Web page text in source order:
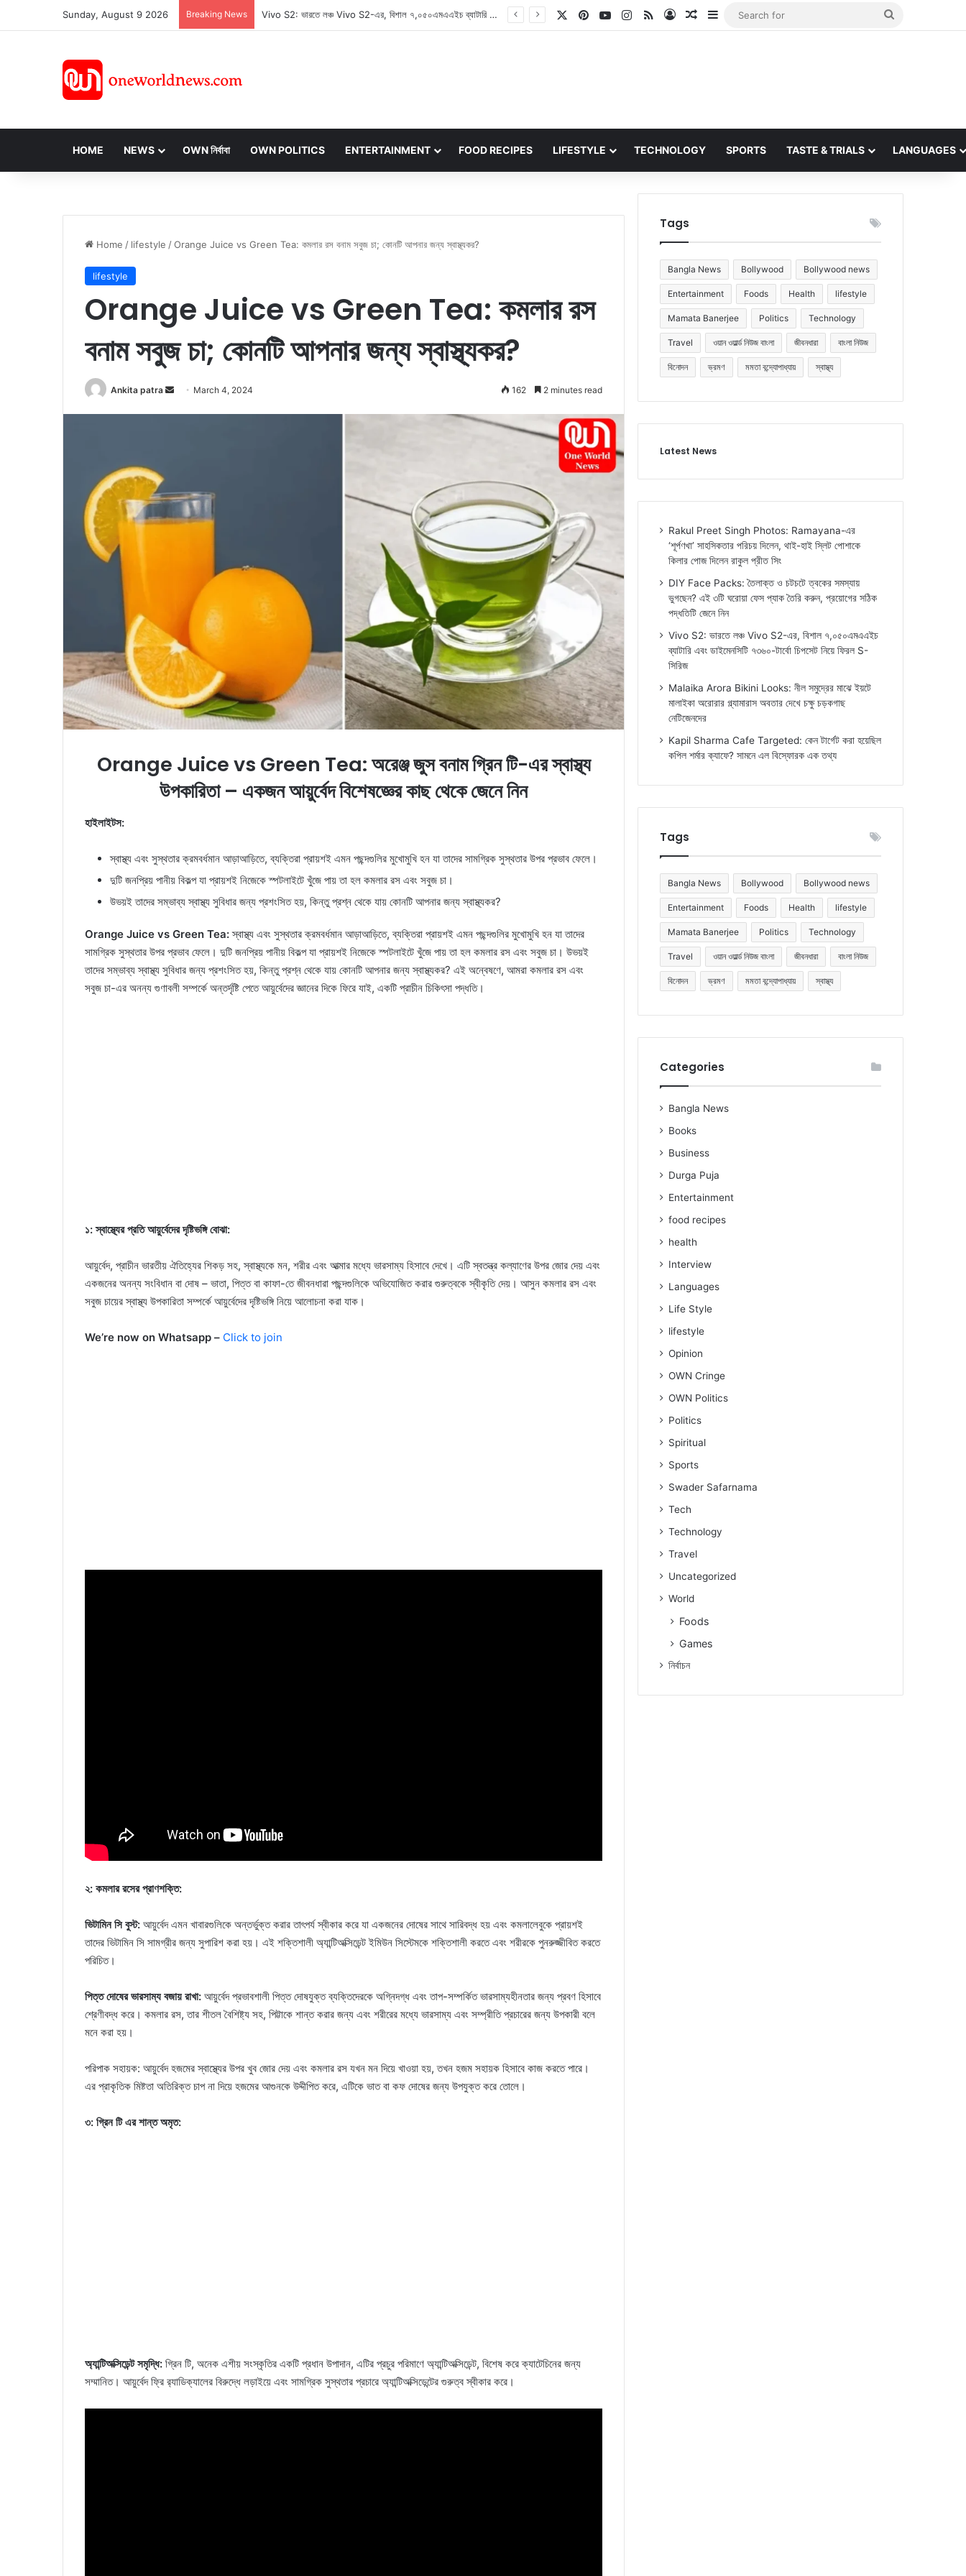
Sunday, August 9 2026 Breaking News Vivo S2: ভারতে লঞ্চ Vivo S2-এর, বিশাল ৭,০৫০এমএএইচ ব্যাটারি এবং ডাইমেনসিটি ৭৩৬০-টার্বো চিপসেট নিয়ে ফিরল S-সিরিজ PinterestYouTubeInstagram
RSS Log InRandom Article
Sidebar
HOME NEWS OWN নির্বাবা OWN POLITICS ENTERTAINMENT FOOD RECIPES LIFESTYLE TECHNOLOGY SPORTS TASTE & TRIALS LANGUAGES
Home / lifestyle /Orange Juice vs Green Tea: কমলার রস বনাম সবুজ চা; কোনটি আপনার জন্য স্বাস্থ্যকর?
lifestyle
Orange Juice vs Green Tea: কমলার রস
বনাম সবুজ চা; কোনটি আপনার জন্য স্বাস্থ্যকর?
Ankita patra
e
a
March 4, 2024 162 2 minutes read
Orange Juice vs Green Tea:অরেঞ্জ জুস বনাম গ্রিন টি-এর স্বাস্থ্য
উপকারিতা – একজন আয়ুর্বেদ বিশেষজ্ঞের কাছ থেকে জেনে নিন
হাইলাইটস:
স্বাস্থ্য এবং সুস্থতার ক্রমবর্ধমান আড়াআড়িতে, ব্যক্তিরা প্রায়শই এমন পছন্দগুলির মুখোমুখি হন যা তাদের সামগ্রিক সুস্থতার উপর প্রভাব ফেলে।
দুটি জনপ্রিয় পানীয় বিকল্প যা প্রায়শই নিজেকে স্পটলাইটে খুঁজে পায় তা হল কমলার রস এবং সবুজ চা।
উভয়ই তাদের সম্ভাব্য স্বাস্থ্য সুবিধার জন্য প্রশংসিত হয়, কিন্তু প্রশ্ন থেকে যায় কোনটি আপনার জন্য স্বাস্থ্যকর?
Orange Juice vs Green Tea:স্বাস্থ্য এবং সুস্থতার ক্রমবর্ধমান আড়াআড়িতে, ব্যক্তিরা প্রায়শই এমন পছন্দগুলির মুখোমুখি হন যা তাদের
সামগ্রিক সুস্থতার উপর প্রভাব ফেলে। দুটি জনপ্রিয় পানীয় বিকল্প যা প্রায়শই নিজেকে স্পটলাইটে খুঁজে পায় তা হল কমলার রস এবং সবুজ চা। উভয়ই
তাদের সম্ভাব্য স্বাস্থ্য সুবিধার জন্য প্রশংসিত হয়, কিন্তু প্রশ্ন থেকে যায় কোনটি আপনার জন্য স্বাস্থ্যকর? এই অন্বেষণে, আমরা কমলার রস এবং
সবুজ চা-এর অনন্য গুণাবলী সম্পর্কে অন্তর্দৃষ্টি পেতে আয়ুর্বেদের জ্ঞানের দিকে ফিরে যাই, একটি প্রাচীন চিকিৎসা পদ্ধতি।
১: স্বাস্থ্যের প্রতি আয়ুর্বেদের দৃষ্টিভঙ্গি বোঝা:
আয়ুর্বেদ, প্রাচীন ভারতীয় ঐতিহ্যের শিকড় সহ, স্বাস্থ্যকে মন, শরীর এবং আত্মার মধ্যে ভারসাম্য হিসাবে দেখে। এটি স্বতন্ত্র কল্যাণের উপর জোর দেয় এবং
একজনের অনন্য সংবিধান বা দোষ – ভাতা, পিত্ত বা কাফা-তে জীবনধারা পছন্দগুলিকে অভিযোজিত করার গুরুত্বকে স্বীকৃতি দেয়। আসুন কমলার রস এবং
সবুজ চায়ের স্বাস্থ্য উপকারিতা সম্পর্কে আয়ুর্বেদের দৃষ্টিভঙ্গি নিয়ে আলোচনা করা যাক।
We’re now on Whatsapp – Click to join
২: কমলার রসের প্রাণশক্তি:
ভিটামিন সি বুস্ট: আয়ুর্বেদ এমন খাবারগুলিকে অন্তর্ভুক্ত করার তাৎপর্য স্বীকার করে যা একজনের দোষের সাথে সারিবদ্ধ হয় এবং কমলালেবুকে প্রায়শই
তাদের ভিটামিন সি সামগ্রীর জন্য সুপারিশ করা হয়। এই শক্তিশালী অ্যান্টিঅক্সিডেন্ট ইমিউন সিস্টেমকে শক্তিশালী করতে এবং শরীরকে পুনরুজ্জীবিত করতে
পরিচিত।
পিত্ত দোষের ভারসাম্য বজায় রাখা: আয়ুর্বেদ প্রভাবশালী পিত্ত দোষযুক্ত ব্যক্তিদেরকে অগ্নিদগ্ধ এবং তাপ-সম্পর্কিত ভারসাম্যহীনতার জন্য প্রবণ হিসাবে
শ্রেণীবদ্ধ করে। কমলার রস, তার শীতল বৈশিষ্ট্য সহ, পিট্টাকে শান্ত করার জন্য এবং শরীরের মধ্যে ভারসাম্য এবং সম্প্রীতি প্রচারের জন্য উপকারী বলে
মনে করা হয়।
পরিপাক সহায়ক: আয়ুর্বেদ হজমের স্বাস্থ্যের উপর খুব জোর দেয় এবং কমলার রস যখন মন দিয়ে খাওয়া হয়, তখন হজম সহায়ক হিসাবে কাজ করতে পারে।
এর প্রাকৃতিক মিষ্টতা অতিরিক্ত চাপ না দিয়ে হজমের আগুনকে উদ্দীপিত করে, এটিকে ভাত বা কফ দোষের জন্য উপযুক্ত করে তোলে।
৩: গ্রিন টি এর শান্ত অমৃত:
অ্যান্টিঅক্সিডেন্ট সমৃদ্ধি: গ্রিন টি, অনেক এশীয় সংস্কৃতির একটি প্রধান উপাদান, এটির প্রচুর পরিমাণে অ্যান্টিঅক্সিডেন্ট, বিশেষ করে ক্যাটেচিনের জন্য
সম্মানিত। আয়ুর্বেদ ফ্রি র‌্যাডিক্যালের বিরুদ্ধে লড়াইয়ে এবং সামগ্রিক সুস্থতার প্রচারে অ্যান্টিঅক্সিডেন্টের গুরুত্ব স্বীকার করে।
Tags
Bangla News Bollywood Bollywood news
Entertainment Foods Health lifestyle
Mamata Banerjee Politics Technology
Travel ওয়ান ওয়ার্ল্ড নিউজ বাংলা জীবনধারা বাংলা নিউজ
বিনোদন ভ্রমণ মমতা বন্দ্যোপাধ্যায় স্বাস্থ্য
Latest News
Rakul Preet Singh Photos: Ramayana-এর
‘শূর্পণখা’ সাহসিকতার পরিচয় দিলেন, থাই-হাই স্লিট পোশাকে
কিলার পোজ দিলেন রাকুল প্রীত সিং
DIY Face Packs: তৈলাক্ত ও চটচটে ত্বকের সমস্যায়
ভুগছেন? এই ৩টি ঘরোয়া ফেস প্যাক তৈরি করুন, প্রয়োগের সঠিক
পদ্ধতিটি জেনে নিন
Vivo S2: ভারতে লঞ্চ Vivo S2-এর, বিশাল ৭,০৫০এমএএইচ
ব্যাটারি এবং ডাইমেনসিটি ৭৩৬০-টার্বো চিপসেট নিয়ে ফিরল S-
সিরিজ
Malaika Arora Bikini Looks: নীল সমুদ্রের মাঝে ইয়টে
মালাইকা অরোরার গ্ল্যামারাস অবতার দেখে চক্ষু চড়কগাছ
নেটিজেনদের
Kapil Sharma Cafe Targeted: কেন টার্গেট করা হয়েছিল
কপিল শর্মার ক্যাফে? সামনে এল বিস্ফোরক এক তথ্য
Tags
Bangla News Bollywood Bollywood news
Entertainment Foods Health lifestyle
Mamata Banerjee Politics Technology
Travel ওয়ান ওয়ার্ল্ড নিউজ বাংলা জীবনধারা বাংলা নিউজ
বিনোদন ভ্রমণ মমতা বন্দ্যোপাধ্যায় স্বাস্থ্য
Categories
Bangla News
Books
Business
Durga Puja
Entertainment
food recipes
health
Interview
Languages
Life Style
lifestyle
Opinion
OWN Cringe
OWN Politics
Politics
Spiritual
Sports
Swader Safarnama
Tech
Technology
Travel
Uncategorized
World
Foods
Games
নিৰ্বাচন